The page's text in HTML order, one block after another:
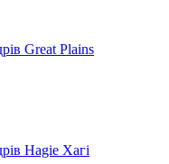
Great Plains
Hagie Хагі